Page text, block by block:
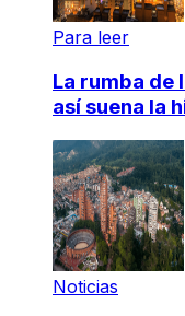
Para leer
La rumba de
así suena la
Noticias